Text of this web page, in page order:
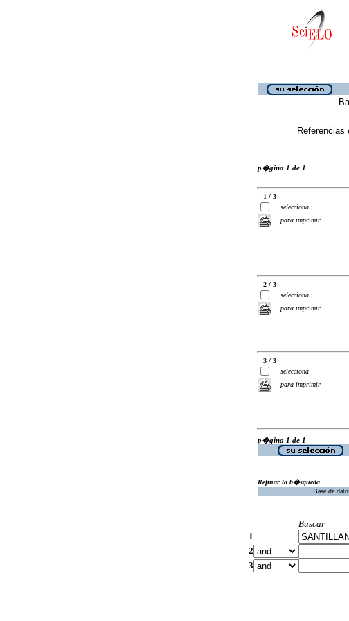
Referencias
p�gina 1 de 1
1 / 3
selecciona
para imprimir
2 / 3
selecciona
para imprimir
3 / 3
selecciona
para imprimir
p�gina 1 de 1
Refinar la b�squeda
Base de
Buscar
1
2
3